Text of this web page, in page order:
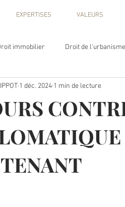
EXPERTISES VALEURS
immobilier Droit de l'urbanisme
Police administrative
1 déc. 2024 1 min de lecture